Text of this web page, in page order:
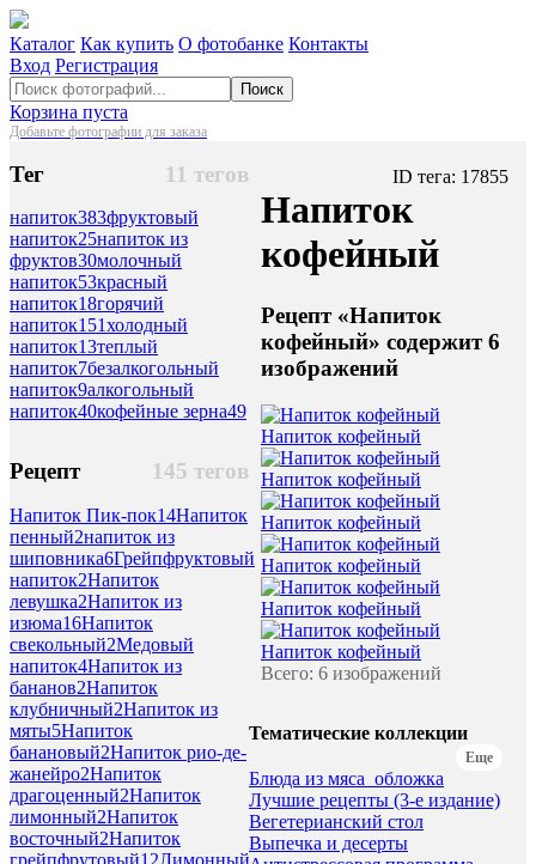
Каталог Как купить О фотобанке Контакты
Вход Регистрация
Поиск
Корзина пуста
Добавьте фотографии для заказа
11 тегов
Тег
напиток383фруктовый
напиток25напиток из
фруктов30молочный
напиток53красный
напиток18горячий
напиток151холодный
напиток13теплый
напиток7безалкогольный
напиток9алкогольный
напиток40кофейные зерна49
145 тегов
Рецепт
Напиток Пик-пок14Напиток
пенный2напиток из
шиповника6Грейпфруктовый
напиток2Напиток
левушка2Напиток из
изюма16Напиток
свекольный2Медовый
напиток4Напиток из
бананов2Напиток
клубничный2Напиток из
мяты5Напиток
банановый2Напиток рио-де-
жанейро2Напиток
драгоценный2Напиток
лимонный2Напиток
восточный2Напиток
ID тега: 17855
Напиток
кофейный
Рецепт «Напиток
кофейный» содержит 6
изображений
Напиток кофейный
Напиток кофейный
Напиток кофейный
Напиток кофейный
Напиток кофейный
Напиток кофейный
Всего: 6 изображений
Тематические коллекции
Еще
Блюда из мяса_обложка
Лучшие рецепты (3-е издание)
Вегетерианский стол
Выпечка и десерты